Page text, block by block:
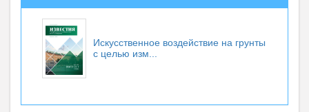
Искусственное воздействие на грунты
с целью изм...